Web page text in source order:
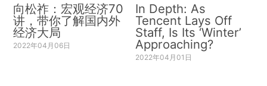
向松祚：宏观经济70
讲，带你了解国内外
经济大局
2022年04月06日
In Depth: As
Tencent Lays Off
Staff, Is Its ‘Winter’
Approaching?
2022年04月01日